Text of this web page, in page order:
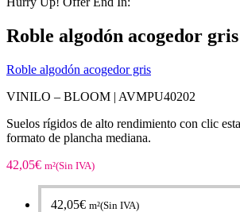
Roble algodón acogedor gris
Roble algodón acogedor gris
VINILO – BLOOM | AVMPU40202
Suelos rígidos de alto rendimiento con clic
formato de plancha mediana.
42,05€ m²(Sin IVA)
42,05€ m²(Sin IVA)